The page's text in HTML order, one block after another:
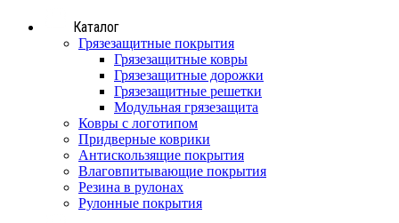
Каталог
Грязезащитные покрытия
Грязезащитные ковры
Грязезащитные дорожки
Грязезащитные решетки
Модульная грязезащита
Ковры с логотипом
Придверные коврики
Антискользящие покрытия
Влаговпитывающие покрытия
Резина в рулонах
Рулонные покрытия